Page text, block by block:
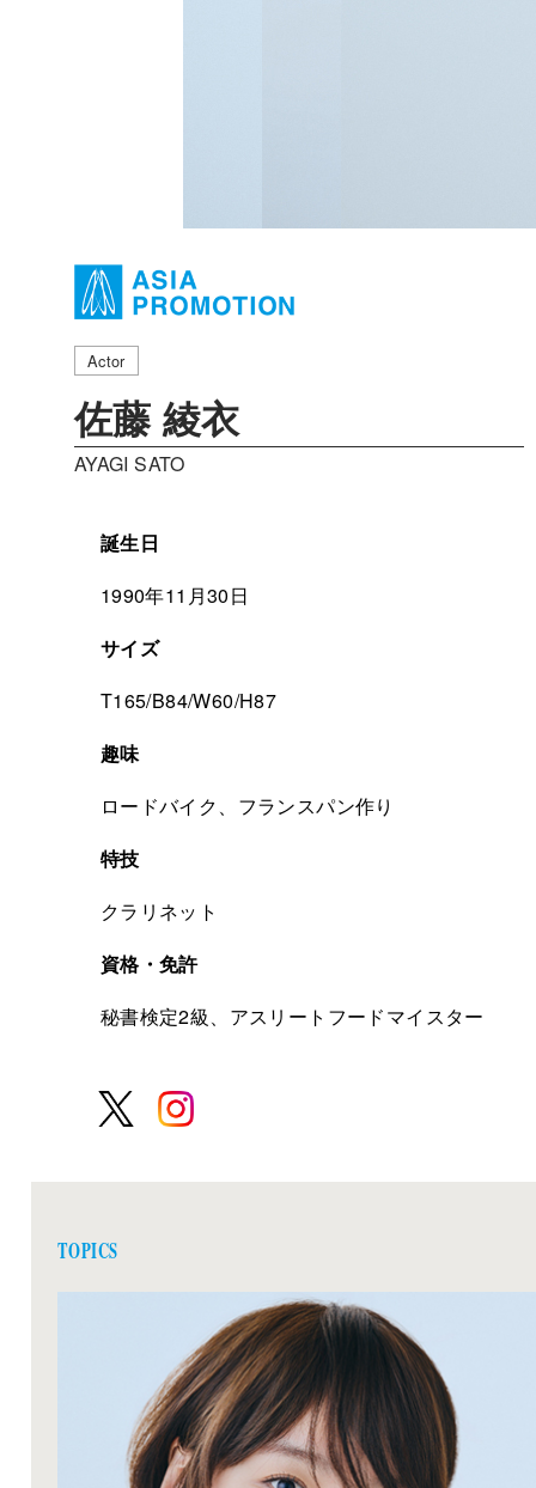
Actor
佐藤 綾衣
AYAGI SATO
誕生日
1990年11月30日
サイズ
T165/B84/W60/H87
趣味
ロードバイク、フランスパン作り
特技
クラリネット
資格・免許
秘書検定2級、アスリートフードマイスター
TOPICS